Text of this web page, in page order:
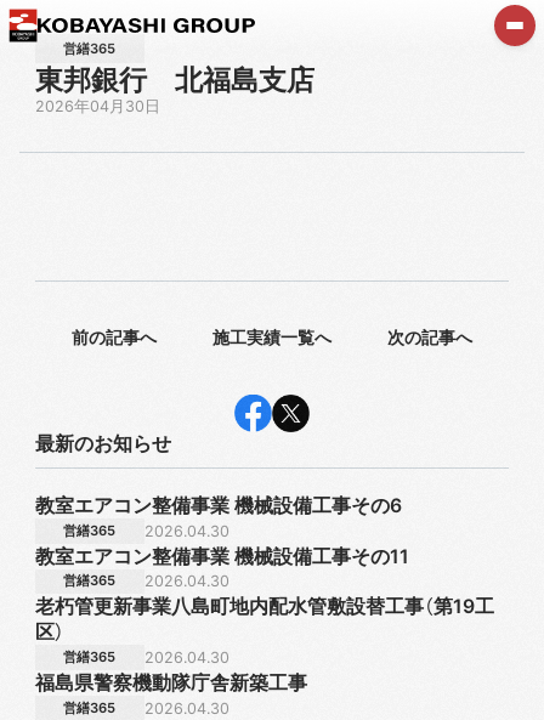
営繕365
東邦銀行 北福島支店
2026年04月30日
前の記事へ 施工実績一覧へ 次の記事へ
最新のお知らせ
教室エアコン整備事業 機械設備工事その6
営繕365 2026.04.30
教室エアコン整備事業 機械設備工事その11
営繕365 2026.04.30
老朽管更新事業八島町地内配水管敷設替工事（第19工
区）
営繕365 2026.04.30
福島県警察機動隊庁舎新築工事
営繕365 2026.04.30